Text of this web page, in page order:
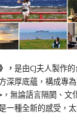
， 是由CJ夫人製作
深厚底蘊，構成專
，無論語言隔閡、文
一種全新的感受，